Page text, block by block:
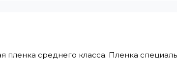
пленка среднего класса. Пленка